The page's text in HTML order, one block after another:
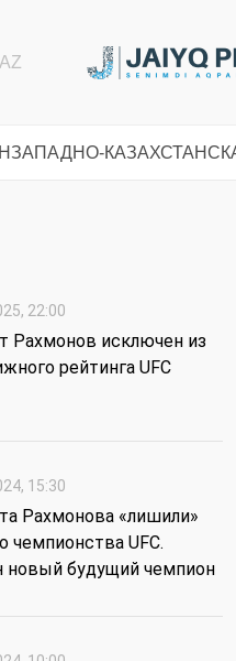
ЗАПАДНО-
22:00
Рахмонов исключен из
рейтинга UFC
15:30
Рахмонова «лишили»
чемпионства UFC.
новый будущий чемпион